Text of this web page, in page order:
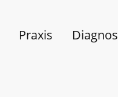
Praxis